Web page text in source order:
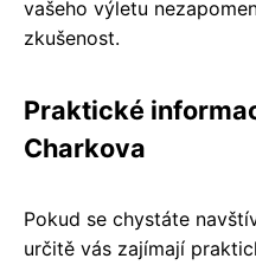
vašeho výletu
zkušenost.
Praktické
Charkova
Pokud se chystáte
určitě vás zajímají